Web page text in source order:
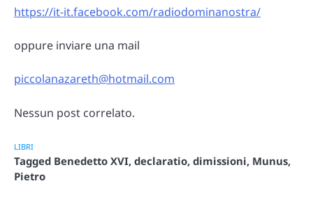
https://it-it.facebook.com/radiodominanostra/
oppure inviare una mail
piccolanazareth@hotmail.com
Nessun post correlato.
LIBRI
Tagged Benedetto XVI, declaratio, dimissioni, Munus,
Pietro